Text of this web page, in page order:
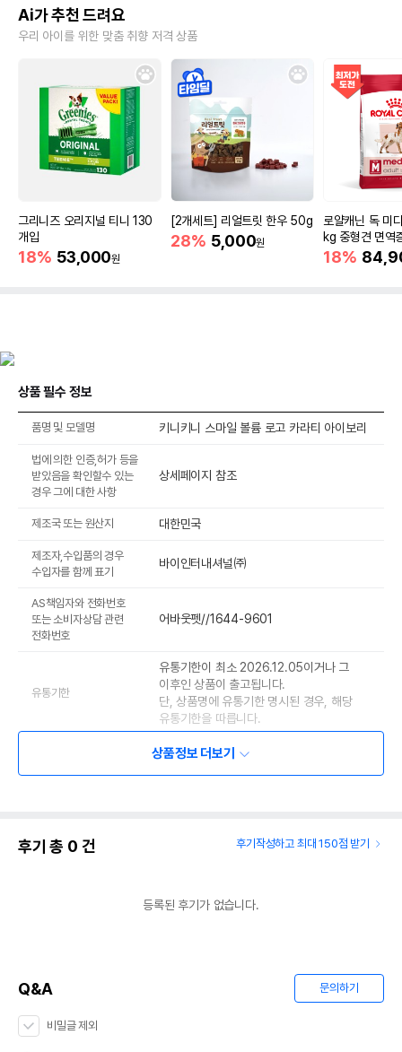
Ai가 추천 드려요
우리 아이를 위한 맞춤 취향 저격 상품
그리니즈 오리지널 티니 130
개입
18% 53,000원
[2개세트] 리얼트릿 한우 50g
28% 5,000원
로얄캐닌 독 미
kg 중형견 면역
18%
상품 필수 정보
품명 및 모델명 키니키니 스마일 볼륨 로고 카라티 아이보리
법에 의한 인증,허가 등을
받았음을 확인할수 있는
경우 그에 대한 사항
상세페이지 참조
제조국 또는 원산지 대한민국
제조자,수입품의 경우
수입자를 함께 표기
바이인터내셔널㈜
AS책임자와 전화번호
또는 소비자상담 관련
전화번호
어바웃펫//1644-9601
유통기한
유통기한이 최소 2026.12.05이거나 그
이후인 상품이 출고됩니다.
단, 상품명에 유통기한 명시된 경우, 해당
유통기한을 따릅니다.
상품정보 더보기
후기 총 0 건 후기작성하고 최대 150점 받기
등록된 후기가 없습니다.
Q&A 문의하기
비밀글 제외